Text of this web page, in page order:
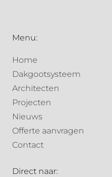
Menu:
Home
Dakgootsysteem
Architecten
Projecten
Nieuws
Offerte aanvragen
Contact
Direct naar: